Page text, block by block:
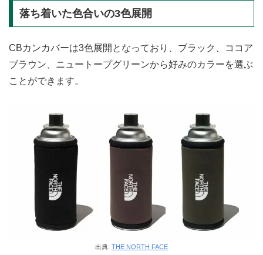
落ち着いた色合いの3色展開
CBカンカバーは3色展開となっており、ブラック、ココア
ブラウン、ニュートープグリーンから好みのカラーを選ぶ
ことができます。
出典: THE NORTH FACE